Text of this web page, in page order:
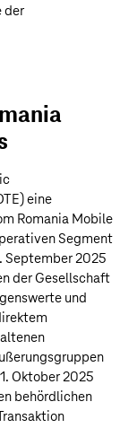
der
eine
Romania Mobile
Segment
September 2025
der Gesellschaft
und
Oktober 2025
behördlichen